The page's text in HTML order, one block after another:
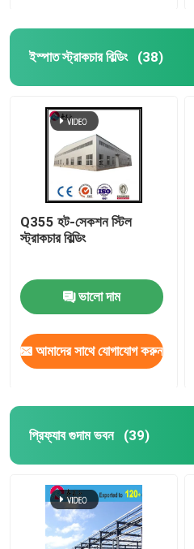
ইস্পাত স্ট্রাকচার বিল্ডিং (38)
Q355 হট-সেকশন স্টিল
স্ট্রাকচার বিল্ডিং
ভালো দাম
আমাদের সাথে যোগাযোগ করুন
প্রিফ্যাব গুদাম ভবন (39)